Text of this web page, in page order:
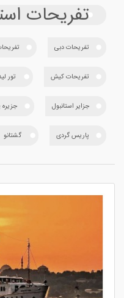
تفریحات
تفریحات دبی
تفریحات کیش تور
جزایر استانبول
پاریس گردی گشتانو